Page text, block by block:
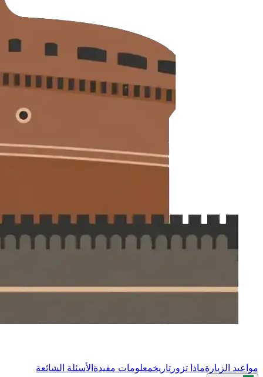
مواعيد الزيارةماذا تزور تاريخمعلومات مفيدة الأسئلة الشائعة